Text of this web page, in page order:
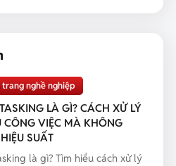
trang nghề nghiệp
LÀ GÌ? CÁCH XỬ LÝ
CÔNG VIỆC MÀ KHÔNG
SUẤT
là gì? Tìm hiểu cách xử lý